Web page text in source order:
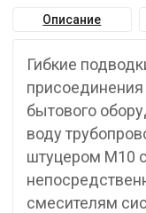
Описание
Гибкие
присоединения
бытового
воду
штуцером М10
смесителям